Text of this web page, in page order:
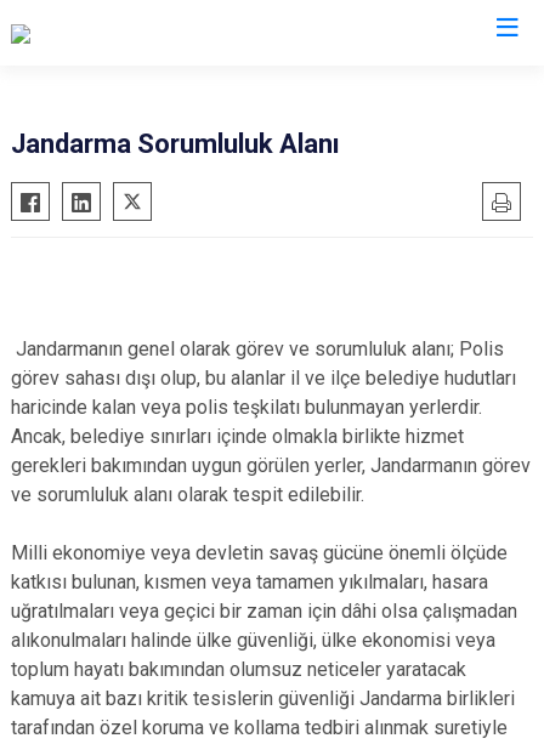
Jandarma Sorumluluk Alanı
Jandarmanın genel olarak görev ve sorumluluk alanı; Polis
görev sahası dışı olup, bu alanlar il ve ilçe belediye hudutları
haricinde kalan veya polis teşkilatı bulunmayan yerlerdir.
Ancak, belediye sınırları içinde olmakla birlikte hizmet
gerekleri bakımından uygun görülen yerler, Jandarmanın görev
ve sorumluluk alanı olarak tespit edilebilir.
Milli ekonomiye veya devletin savaş gücüne önemli ölçüde
katkısı bulunan, kısmen veya tamamen yıkılmaları, hasara
uğratılmaları veya geçici bir zaman için dâhi olsa çalışmadan
alıkonulmaları halinde ülke güvenliği, ülke ekonomisi veya
toplum hayatı bakımından olumsuz neticeler yaratacak
kamuya ait bazı kritik tesislerin güvenliği Jandarma birlikleri
tarafından özel koruma ve kollama tedbiri alınmak suretiyle